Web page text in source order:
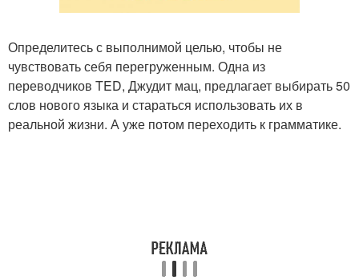
Определитесь с выполнимой целью, чтобы не
чувствовать себя перегруженным. Одна из
переводчиков TED, Джудит мац, предлагает выбирать 50
слов нового языка и стараться использовать их в
реальной жизни. А уже потом переходить к грамматике.